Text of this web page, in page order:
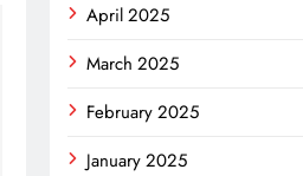
April 2025
March 2025
February 2025
January 2025